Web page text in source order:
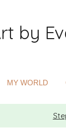
by
MY WORLD